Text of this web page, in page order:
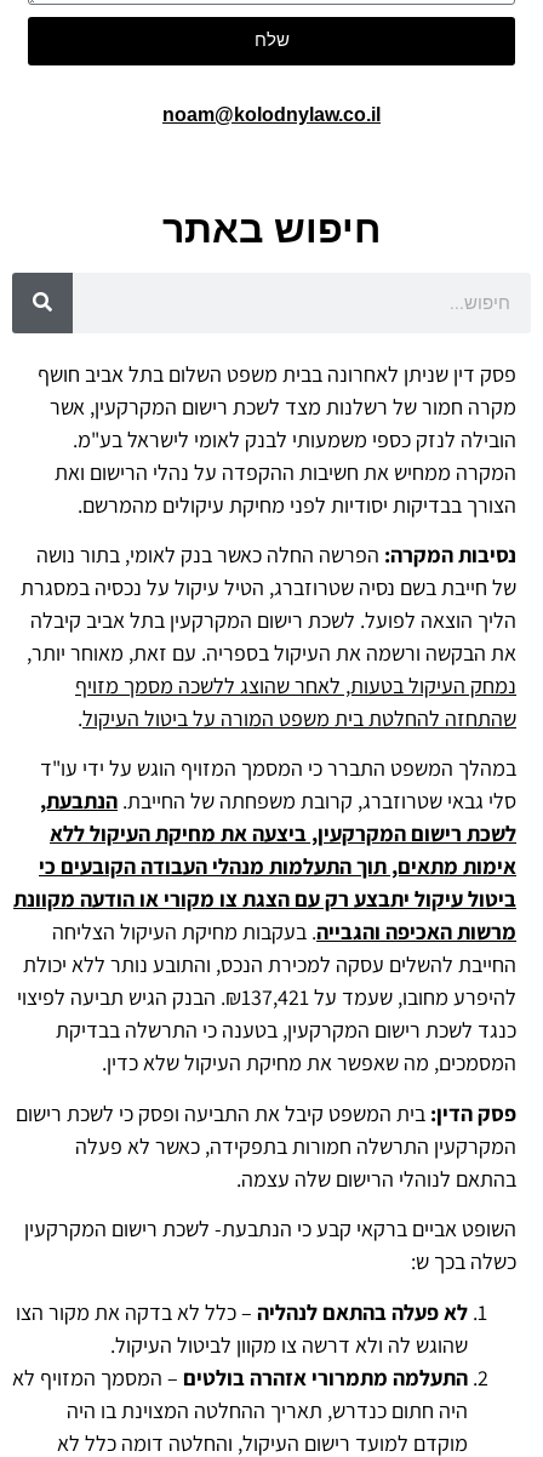
שלח
noam@kolodnylaw.co.il
חיפוש באתר
פסק דין שניתן לאחרונה בבית משפט השלום בתל אביב חושף
מקרה חמור של רשלנות מצד לשכת רישום המקרקעין, אשר
הובילה לנזק כספי משמעותי לבנק לאומי לישראל בע"מ.
המקרה ממחיש את חשיבות ההקפדה על נהלי הרישום ואת
הצורך בבדיקות יסודיות לפני מחיקת עיקולים מהמרשם.
נסיבות המקרה: הפרשה החלה כאשר בנק לאומי, בתור נושה
של חייבת בשם נסיה שטרוזברג, הטיל עיקול על נכסיה במסגרת
הליך הוצאה לפועל. לשכת רישום המקרקעין בתל אביב קיבלה
את הבקשה ורשמה את העיקול בספריה. עם זאת, מאוחר יותר,
נמחק העיקול בטעות, לאחר שהוצג ללשכה מסמך מזויף
שהתחזה להחלטת בית משפט המורה על ביטול העיקול.
במהלך המשפט התברר כי המסמך המזויף הוגש על ידי עו"ד
סלי גבאי שטרוזברג, קרובת משפחתה של החייבת. הנתבעת,
לשכת רישום המקרקעין, ביצעה את מחיקת העיקול ללא
אימות מתאים, תוך התעלמות מנהלי העבודה הקובעים כי
ביטול עיקול יתבצע רק עם הצגת צו מקורי או הודעה מקוונת
מרשות האכיפה והגבייה. בעקבות מחיקת העיקול הצליחה
החייבת להשלים עסקה למכירת הנכס, והתובע נותר ללא יכולת
להיפרע מחובו, שעמד על ₪137,421. הבנק הגיש תביעה לפיצוי
כנגד לשכת רישום המקרקעין, בטענה כי התרשלה בבדיקת
המסמכים, מה שאפשר את מחיקת העיקול שלא כדין.
פסק הדין: בית המשפט קיבל את התביעה ופסק כי לשכת רישום
המקרקעין התרשלה חמורות בתפקידה, כאשר לא פעלה
בהתאם לנוהלי הרישום שלה עצמה.
השופט אביים ברקאי קבע כי הנתבעת- לשכת רישום המקרקעין
כשלה בכך ש:
לא פעלה בהתאם לנהליה – כלל לא בדקה את מקור הצו
שהוגש לה ולא דרשה צו מקוון לביטול העיקול.
התעלמה מתמרורי אזהרה בולטים – המסמך המזויף לא
היה חתום כנדרש, תאריך ההחלטה המצוינת בו היה
מוקדם למועד רישום העיקול, והחלטה דומה כלל לא